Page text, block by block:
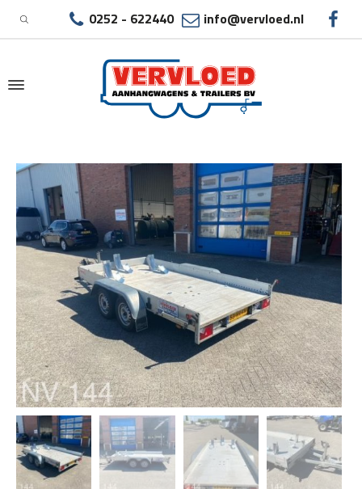
0252 - 622440 info@vervloed.nl